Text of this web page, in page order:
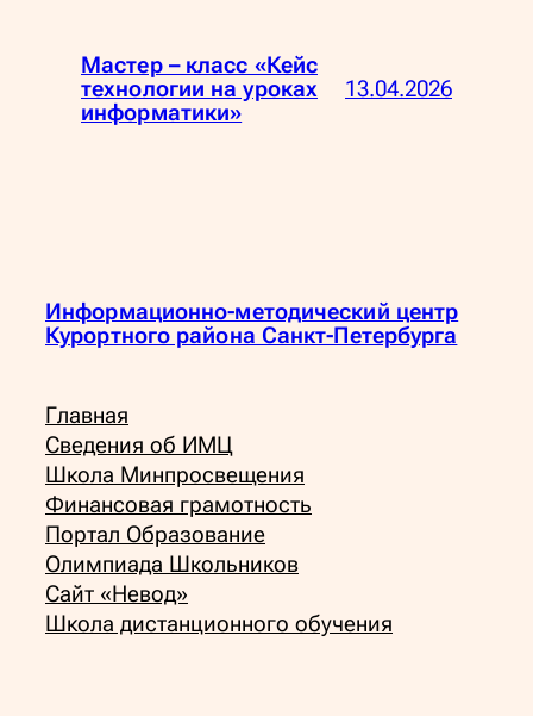
Мастер – класс «Кейс
технологии на уроках
информатики»
13.04.2026
Информационно-методический центр
Курортного района Санкт-Петербурга
Главная
Сведения об ИМЦ
Школа Минпросвещения
Финансовая грамотность
Портал Образование
Олимпиада Школьников
Сайт «Невод»
Школа дистанционного обучения